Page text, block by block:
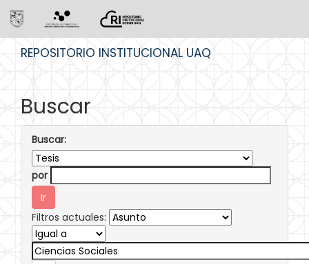
REPOSITORIO INSTITUCIONAL UAQ
Buscar
Buscar:
por
Filtros actuales: